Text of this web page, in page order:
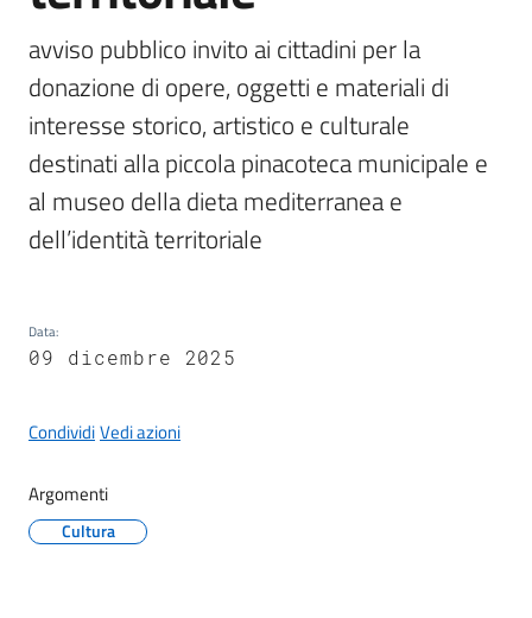
Seguici
su
avviso pubblico invito ai cittadini per la
donazione di opere, oggetti e materiali di
interesse storico, artistico e culturale
destinati alla piccola pinacoteca municipale e
al museo della dieta mediterranea e
dell’identità territoriale
Data:
09 dicembre 2025
CondividiVedi azioni
Argomenti
Cultura